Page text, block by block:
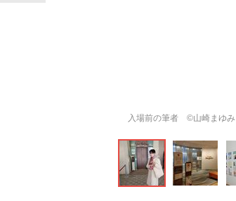
入場前の筆者 ©山崎まゆみ